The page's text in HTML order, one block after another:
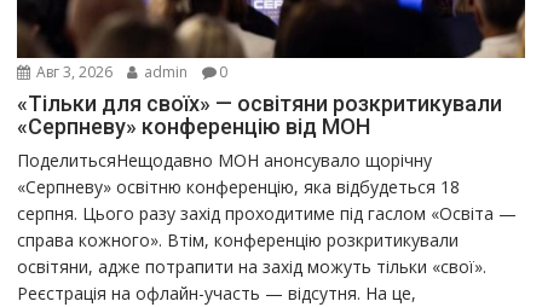
Авг 3, 2026 admin 0
«Тільки для своїх» — освітяни розкритикували
«Серпневу» конференцію від МОН
ПоделитьсяНещодавно МОН анонсувало щорічну
«Серпневу» освітню конференцію, яка відбудеться 18
серпня. Цього разу захід проходитиме під гаслом «Освіта —
справа кожного». Втім, конференцію розкритикували
освітяни, адже потрапити на захід можуть тільки «свої».
Реєстрація на офлайн-участь — відсутня. На це,